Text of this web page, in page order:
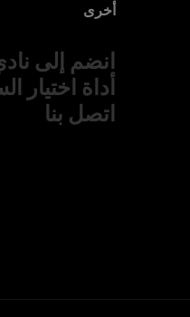
أخرى
انضم إلى
أداة اختيار
اتصل بنا